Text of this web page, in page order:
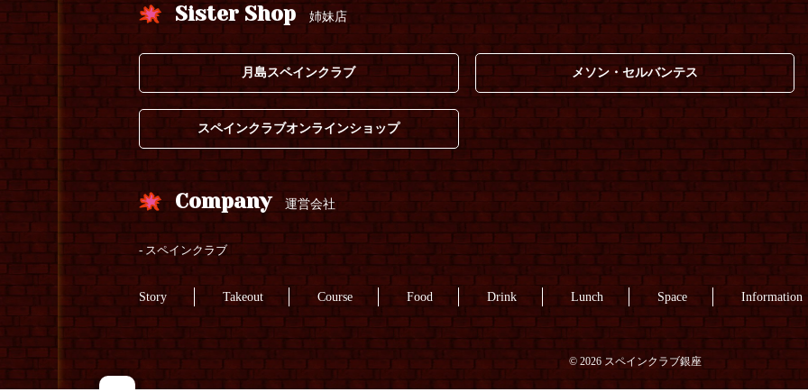
Sister Shop 姉妹店
月島スペインクラブ メソン・セルバンテス
スペインクラブオンラインショップ
Company 運営会社
スペインクラブ
Story Takeout Course Food Drink Lunch Space Information
© 2026 スペインクラブ銀座